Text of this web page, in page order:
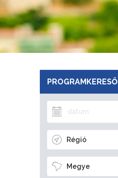
PROGRAMKERESŐ
Régió
Megye